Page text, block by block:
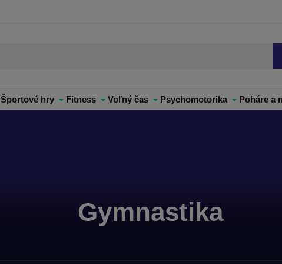
Športové hry Fitness Voľný čas Psychomotorika Poháre a
Gymnastika